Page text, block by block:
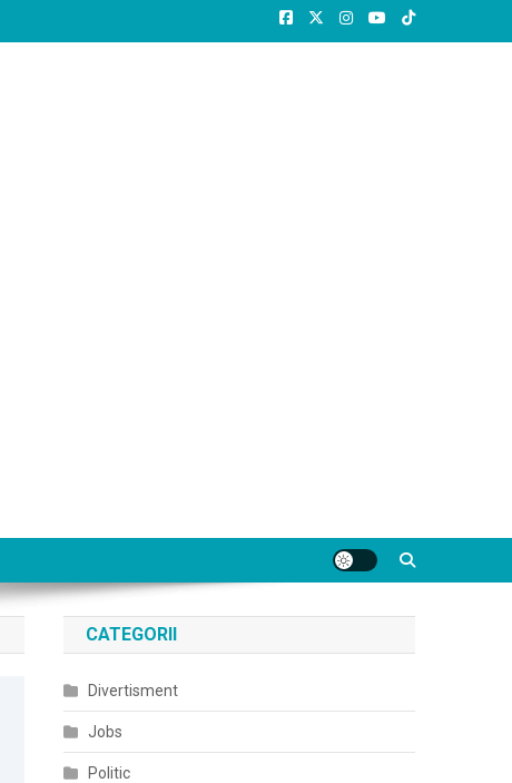
CATEGORII
Divertisment
Jobs
Politic